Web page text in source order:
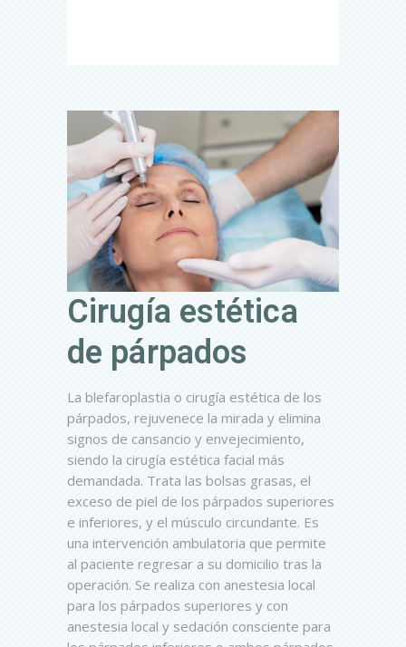
Cirugía estética
de párpados
La blefaroplastia o cirugía estética de los
párpados, rejuvenece la mirada y elimina
signos de cansancio y envejecimiento,
siendo la cirugía estética facial más
demandada. Trata las bolsas grasas, el
exceso de piel de los párpados superiores
e inferiores, y el músculo circundante. Es
una intervención ambulatoria que permite
al paciente regresar a su domicilio tras la
operación. Se realiza con anestesia local
para los párpados superiores y con
anestesia local y sedación consciente para